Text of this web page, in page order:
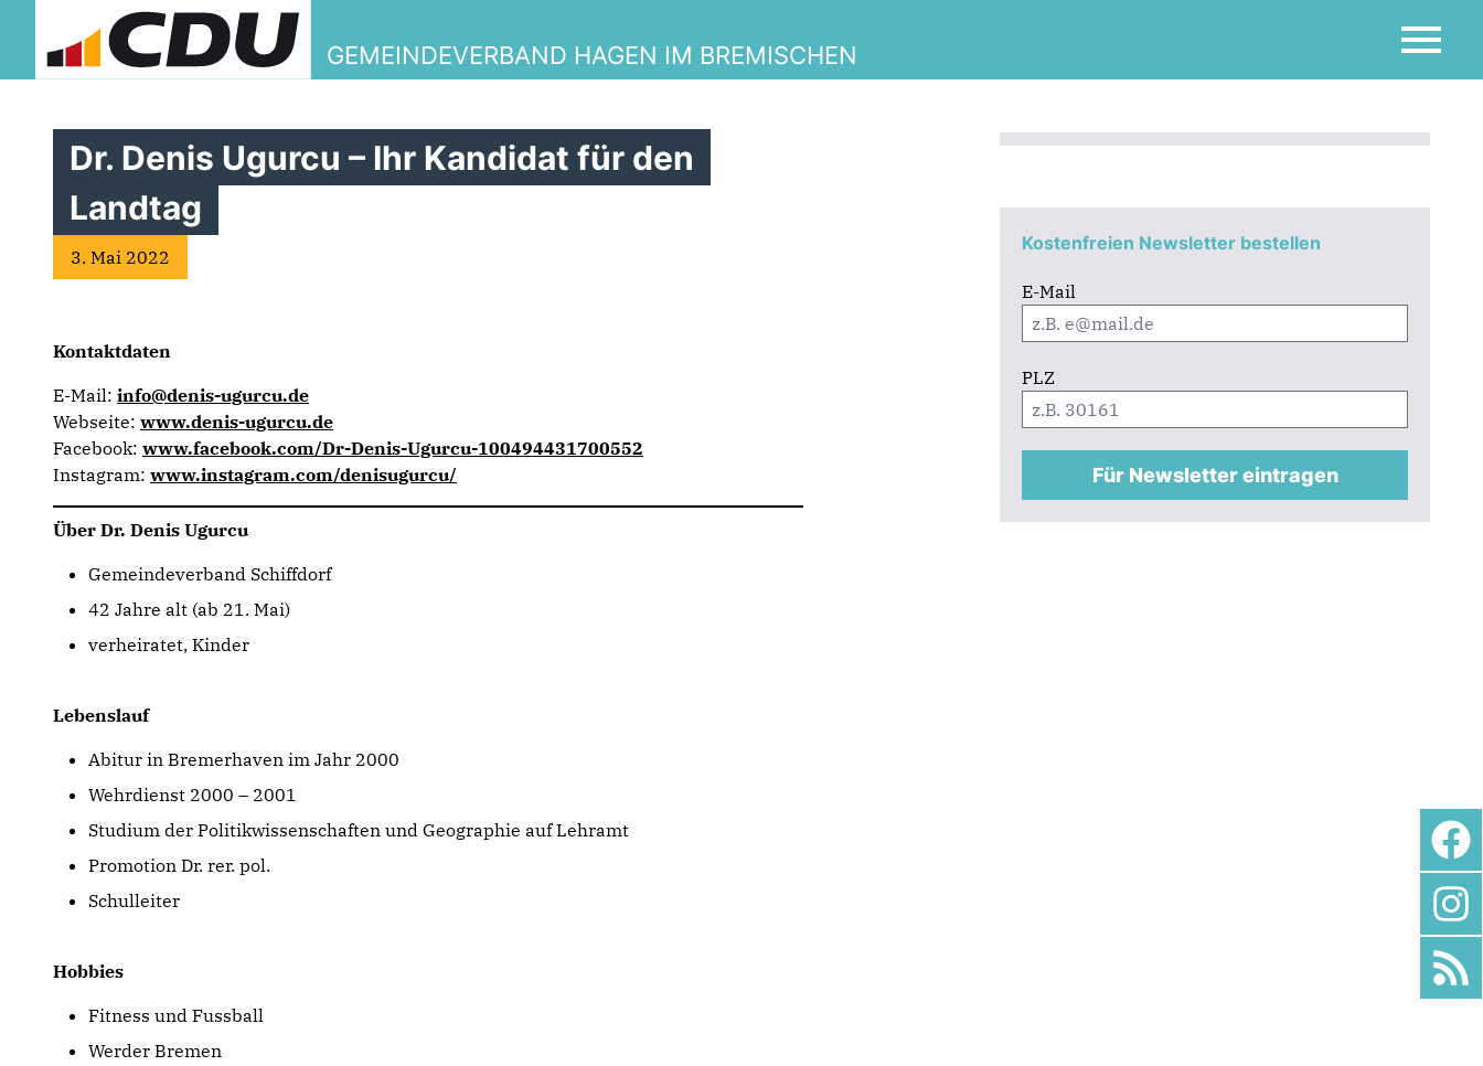
GEMEINDEVERBAND HAGEN IM BREMISCHEN
Kostenfreien Newsletter bestellen
E-Mail
PLZ
Für Newsletter eintragen
Dr. Denis Ugurcu – Ihr Kandidat für den
Landtag
3. Mai 2022
Kontaktdaten
E-Mail: info@denis-ugurcu.de
Webseite: www.denis-ugurcu.de
Facebook: www.facebook.com/Dr-Denis-Ugurcu-100494431700552
Instagram: www.instagram.com/denisugurcu/
Über Dr. Denis Ugurcu
Gemeindeverband Schiffdorf
42 Jahre alt (ab 21. Mai)
verheiratet, Kinder
Lebenslauf
Abitur in Bremerhaven im Jahr 2000
Wehrdienst 2000 – 2001
Studium der Politikwissenschaften und Geographie auf Lehramt
Promotion Dr. rer. pol.
Schulleiter
Hobbies
Fitness und Fussball
Werder Bremen